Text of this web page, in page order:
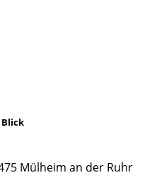
Mülheim an der Ruhr